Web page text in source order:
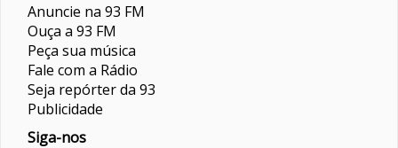
Anuncie na 93 FM
Ouça a 93 FM
Peça sua música
Fale com a Rádio
Seja repórter da 93
Publicidade
Siga-nos